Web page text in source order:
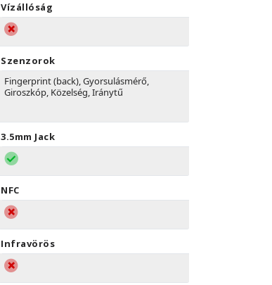
Vízállóság
Szenzorok
Fingerprint (back), Gyorsulásmérő,
Giroszkóp, Közelség, Iránytű
3.5mm Jack
NFC
Infravörös